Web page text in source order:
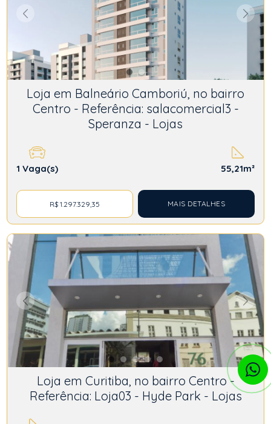
Loja em Balneário Camboriú, no bairro
Centro - Referência: salacomercial3 -
Speranza - Lojas
1 Vaga(s) 55,21m²
R$ 1.297.329,35 MAIS DETALHES
Loja em Curitiba, no bairro Centro -
Referência: Loja03 - Hyde Park - Lojas